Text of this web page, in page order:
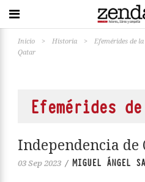
Inicio > Historia > Efemérides de
Qatar
Efemérides
Independencia de
03 Sep 2023 / MIGUEL ÁNGEL